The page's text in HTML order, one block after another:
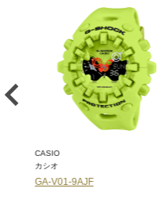
CASIO
カシオ
GA-V01-9AJF